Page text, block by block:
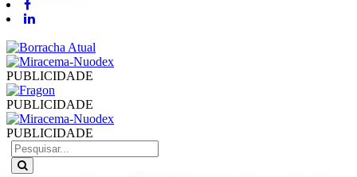
PUBLICIDADE
PUBLICIDADE
PUBLICIDADE